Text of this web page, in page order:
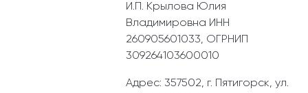
И.П. Крылова Юлия
Владимировна ИНН
260905601033, ОГРНИП
309264103600010
Адрес: 357502, г. Пятигорск, ул.